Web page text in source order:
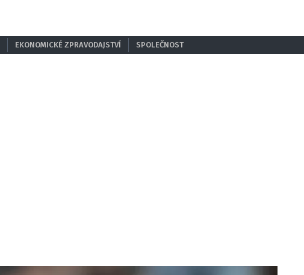
EKONOMICKÉ ZPRAVODAJSTVÍ SPOLEČNOST